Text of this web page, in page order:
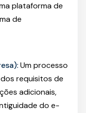
plataforma de
de
Um processo
requisitos de
adicionais,
do e-